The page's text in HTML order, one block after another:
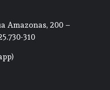
Amazonas, 200 –
310